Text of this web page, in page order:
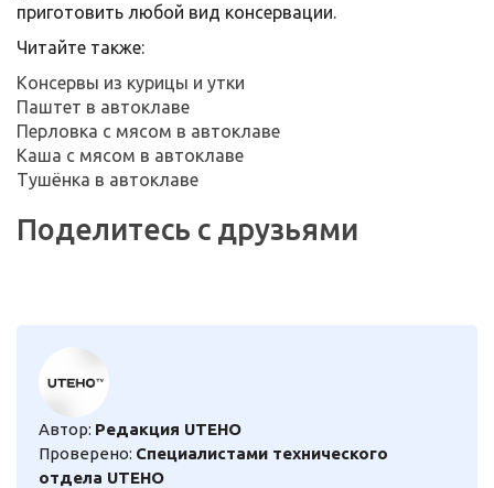
приготовить любой вид консервации.
Читайте также:
Консервы из курицы и утки
Паштет в автоклаве
Перловка с мясом в автоклаве
Каша с мясом в автоклаве
Тушёнка в автоклаве
Поделитесь с друзьями
Автор: Редакция UTEHO
Проверено: Специалистами технического
отдела UTEHO